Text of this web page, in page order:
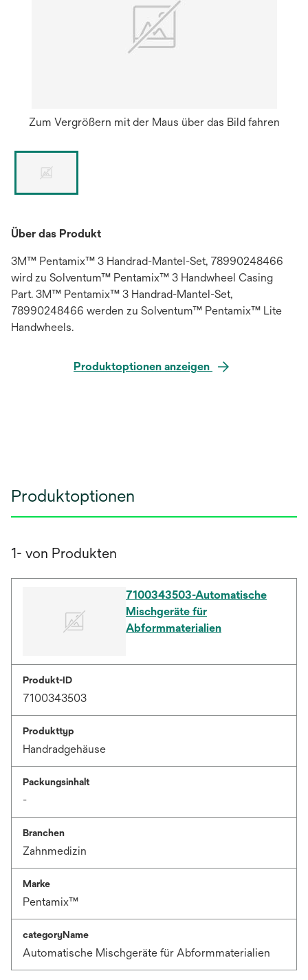
Zum Vergrößern mit der Maus über das Bild fahren
Über das Produkt
3M™ Pentamix™ 3 Handrad-Mantel-Set, 78990248466
wird zu Solventum™ Pentamix™ 3 Handwheel Casing
Part. 3M™ Pentamix™ 3 Handrad-Mantel-Set,
78990248466 werden zu Solventum™ Pentamix™ Lite
Handwheels.
Produktoptionen anzeigen
Produktoptionen
1- von Produkten
7100343503-Automatische
Mischgeräte für
Abformmaterialien
Produkt-ID
7100343503
Produkttyp
Handradgehäuse
Packungsinhalt
-
Branchen
Zahnmedizin
Marke
Pentamix™
categoryName
Automatische Mischgeräte für Abformmaterialien